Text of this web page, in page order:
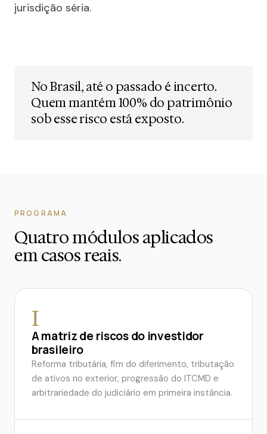
jurisdição séria.
No Brasil, até o passado é incerto.
Quem mantém 100% do patrimônio
sob esse risco está exposto.
PROGRAMA
Quatro módulos aplicados
em casos reais.
I
A matriz de riscos do investidor
brasileiro
Reforma tributária, fim do diferimento, tributação
de ativos no exterior, progressão do ITCMD e
arbitrariedade do judiciário em primeira instância.